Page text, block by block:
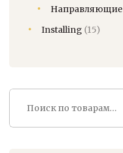
Направляющие
Installing (15)
Искать: